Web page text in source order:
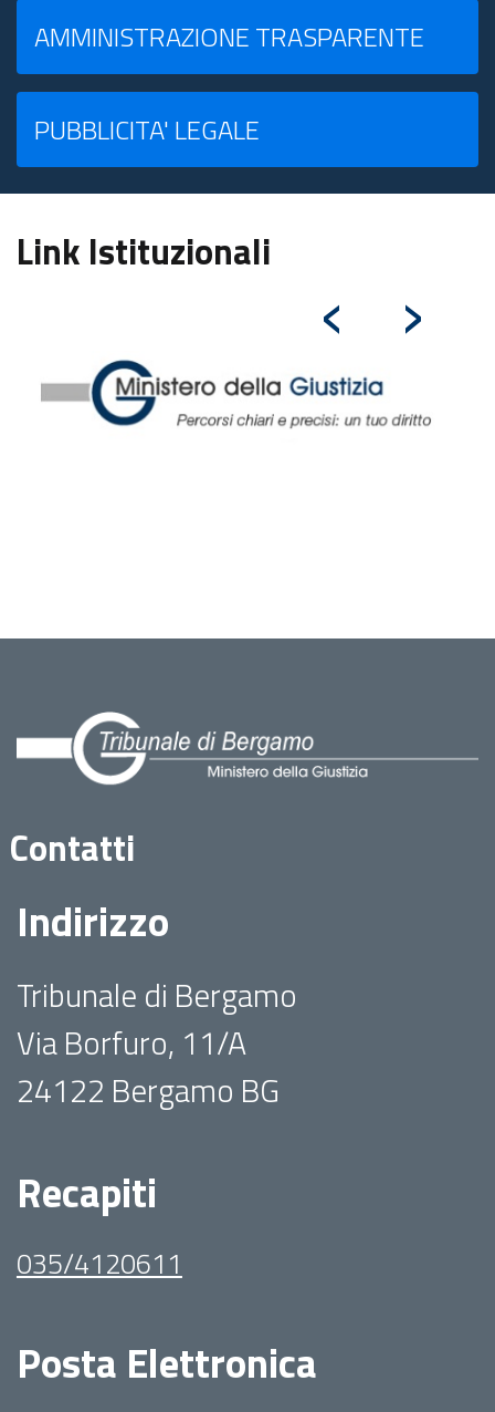
AMMINISTRAZIONE TRASPARENTE
PUBBLICITA' LEGALE
Link Istituzionali ‹ ›
Contatti
Indirizzo
Tribunale di Bergamo
Via Borfuro, 11/A
24122 Bergamo BG
Recapiti
035/4120611
Posta Elettronica